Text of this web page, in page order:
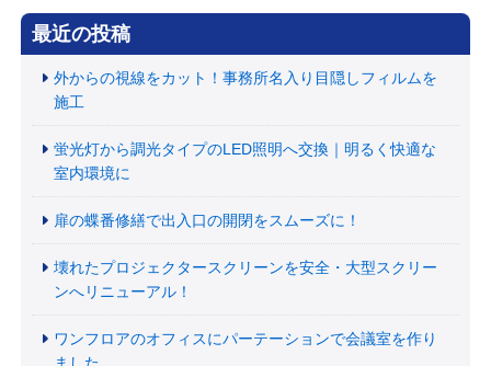
最近の投稿
外からの視線をカット！事務所名入り目隠しフィルムを
施工
蛍光灯から調光タイプのLED照明へ交換｜明るく快適な
室内環境に
扉の蝶番修繕で出入口の開閉をスムーズに！
壊れたプロジェクタースクリーンを安全・大型スクリー
ンへリニューアル！
ワンフロアのオフィスにパーテーションで会議室を作り